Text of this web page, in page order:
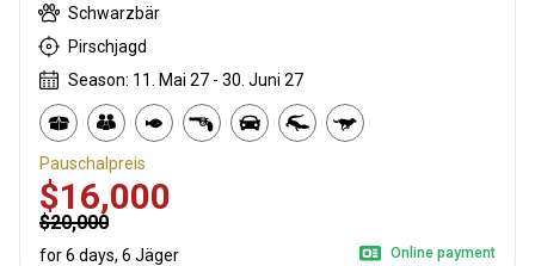
Schwarzbär
Pirschjagd
Season: 11. Mai 27 - 30. Juni 27
Pauschalpreis
$16,000
$20,000
for 6 days, 6 Jäger Online payment